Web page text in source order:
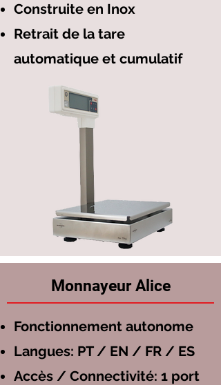
Construite en Inox
Retrait de la tare
automatique et cumulatif
Monnayeur Alice
Fonctionnement autonome
Langues: PT / EN / FR / ES
Accès / Connectivité: 1 port